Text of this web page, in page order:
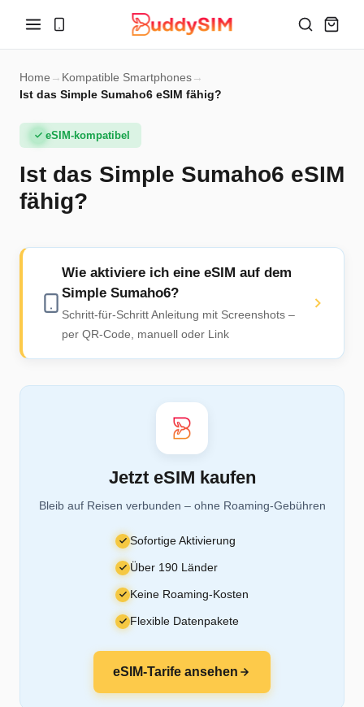
Home → Kompatible Smartphones→
Ist das Simple Sumaho6 eSIM fähig?
eSIM-kompatibel
Ist das Simple Sumaho6 eSIM
fähig?
Wie aktiviere ich eine eSIM auf dem
Simple Sumaho6?
Schritt-für-Schritt Anleitung mit Screenshots –
per QR-Code, manuell oder Link
Jetzt eSIM kaufen
Bleib auf Reisen verbunden – ohne Roaming-Gebühren
Sofortige Aktivierung
Über 190 Länder
Keine Roaming-Kosten
Flexible Datenpakete
eSIM-Tarife ansehen